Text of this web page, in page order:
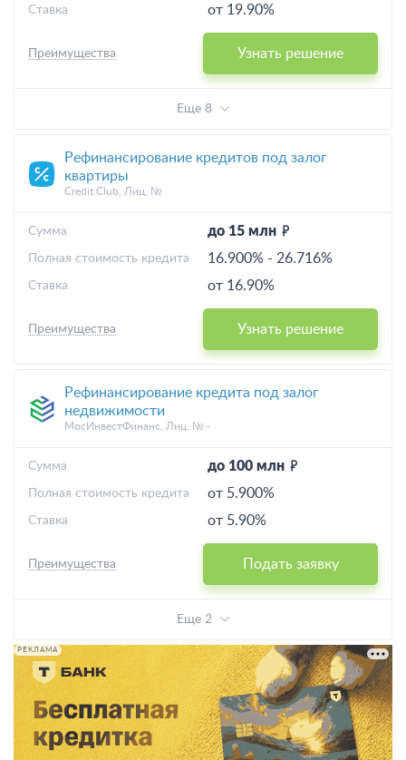
от 19.90%
Ставка
Узнать решение
Преимущества
Еще 8
Рефинансирование кредитов под залог
квартиры
Credit.Club, Лиц. №
до 15 млн
Cумма
16.900% - 26.716%
Полная стоимость кредита
от 16.90%
Ставка
Узнать решение
Преимущества
Рефинансирование кредита под залог
недвижимости
МосИнвестФинанс, Лиц. № -
до 100 млн
Cумма
от 5.900%
Полная стоимость кредита
от 5.90%
Ставка
Подать заявку
Преимущества
Еще 2
РЕКЛАМА